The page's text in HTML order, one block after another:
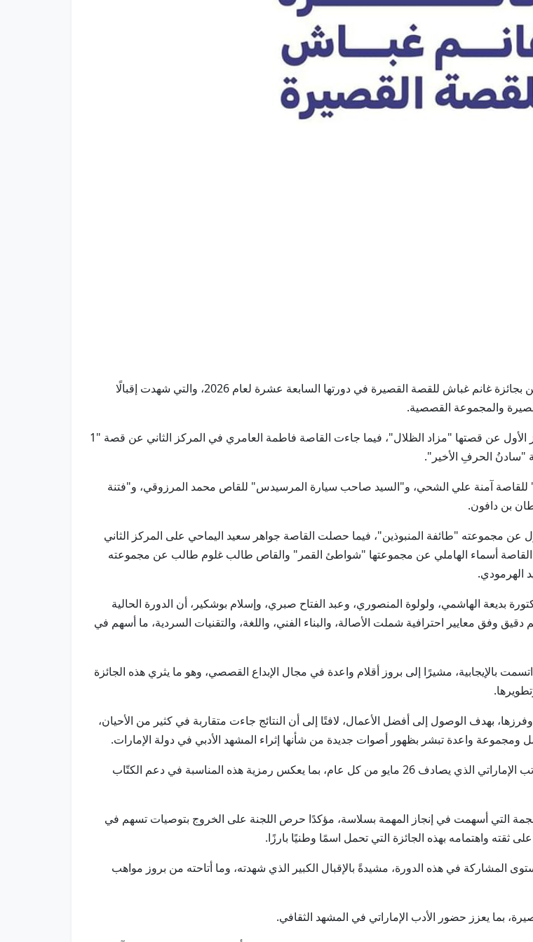
أبوظبي في 18 مايو/ وام/ أعلن اتحاد كتّاب وأدباء الإمارات، أسماء الفائزين بجائزة غانم غباش للقصة القصيرة في دورتها السابعة عشرة لعام 2026، والتي شهدت إقبالًا
والمجموعة القصصية.
وأسفرت نتائج فئة القصة القصيرة عن فوز القاصة منى الحمودي بالمركز الأول عن قصتها "مزاد الظلال"، فيما جاءت القاصة فاطمة العامري في المركز الثاني عن قصة "1
للقاصة آمنة علي الشحي، و"السيد صاحب سيارة المرسيدس" للقاص محمد المرزوقي، و"فتنة
بن دافون.
مجموعته "طائفة المنبوذين"، فيما حصلت القاصة جواهر سعيد اليماحي على المركز الثاني
القاصة أسماء الهاملي عن مجموعتها "شواطئ القمر" والقاص طالب غلوم طالب عن مجموعته
الهرمودي.
بديعة الهاشمي، ولولوة المنصوري، وعبد الفتاح صبري، وإسلام بوشكير، أن الدورة الحالية
وفق معايير احترافية شملت الأصالة، والبناء الفني، واللغة، والتقنيات السردية، ما أسهم في
بالإيجابية، مشيرًا إلى بروز أقلام واعدة في مجال الإبداع القصصي، وهو ما يثري هذه الجائزة
بهدف الوصول إلى أفضل الأعمال، لافتًا إلى أن النتائج جاءت متقاربة في كثير من الأحيان،
واعدة تبشر بظهور أصوات جديدة من شأنها إثراء المشهد الأدبي في دولة الإمارات.
وأشار الظاهري إلى أن الاحتفاء بالفائزين بالجائزة يأتي تزامنًا مع يوم الكاتب الإماراتي الذي يصادف 26 مايو من كل عام، بما يعكس رمزية هذه المناسبة في دعم الكتّاب
التي أسهمت في إنجاز المهمة بسلاسة، مؤكدًا حرص اللجنة على الخروج بتوصيات تسهم في
ثقته واهتمامه بهذه الجائزة التي تحمل اسمًا وطنيًا بارزًا.
المشاركة في هذه الدورة، مشيدةً بالإقبال الكبير الذي شهدته، وما أتاحته من بروز مواهب
بما يعزز حضور الأدب الإماراتي في المشهد الثقافي.